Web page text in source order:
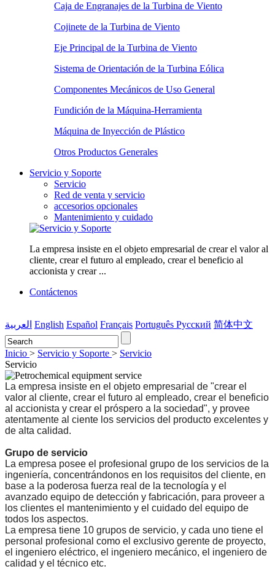
Caja de Engranajes de la Turbina de Viento
Cojinete de la Turbina de Viento
Eje Principal de la Turbina de Viento
Sistema de Orientación de la Turbina Eólica
Componentes Mecánicos de Uso General
Fundición de la Máquina-Herramienta
Máquina de Inyección de Plástico
Otros Productos Generales
Servicio y Soporte
Servicio
Red de venta y servicio
accesorios opcionales
Mantenimiento y cuidado
La empresa insiste en el objeto empresarial de crear el valor al
cliente, crear el futuro al empleado, crear el beneficio al
accionista y crear ...
Contáctenos
العربية English Español Français Português Pусский 简体中文
Inicio > Servicio y Soporte > Servicio
Servicio
La empresa insiste en el objeto empresarial de "crear el
valor al cliente, crear el futuro al empleado, crear el beneficio
al accionista y crear el próspero a la sociedad", y provee
atentamente al ciente los servicios del producto excelentes y
de alta calidad.
Grupo de servicio
La empresa posee el profesional grupo de los servicios de la
ingeniería, concentrándonos en los requisitos del cliente, en
base a la poderosa fuerza real de la tecnología y el
avanzado equipo de detección y fabricación, para proveer a
los clientes el mantenimiento y el cuidado del equipo de
todos los aspectos.
La empresa tiene 10 grupos de servicio, y cada uno tiene el
personal profesional como el exclusivo gerente de proyecto,
el ingeniero eléctrico, el ingeniero mecánico, el ingeniero de
calidad y el técnico etc.